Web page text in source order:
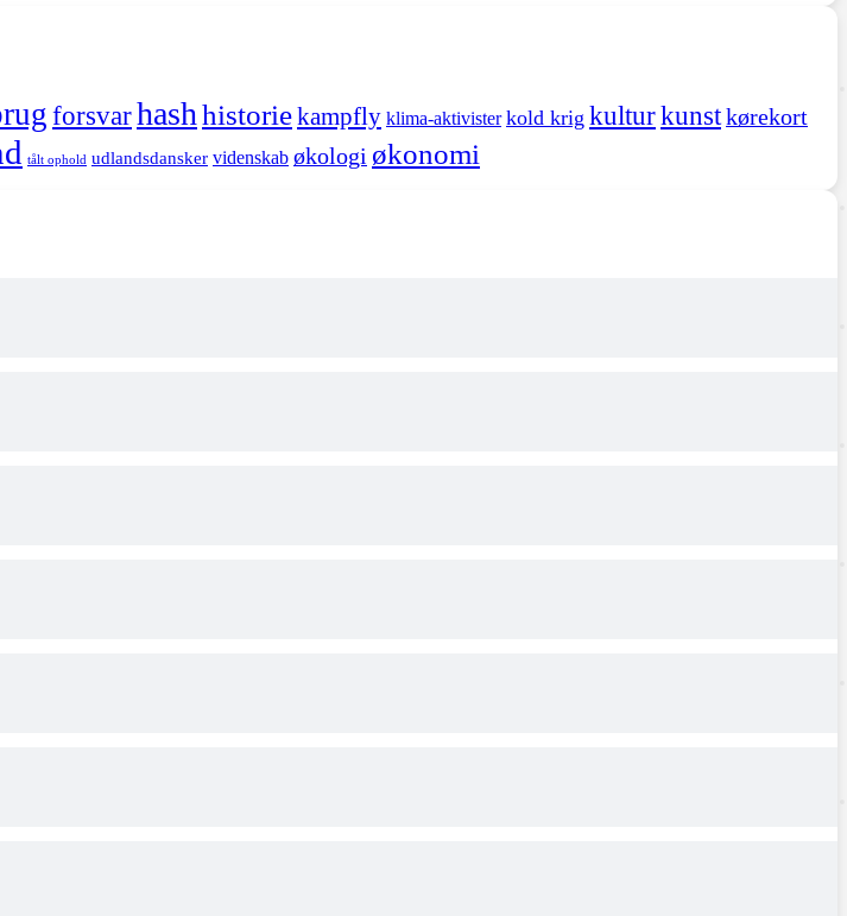
forsvarhash historiekampfly klima-aktivister kold krig kulturkunstkørekort
tålt ophold udlandsdansker videnskab økologi økonomi